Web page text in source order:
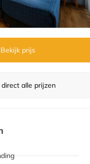
Bekijk prijs
alle prijzen